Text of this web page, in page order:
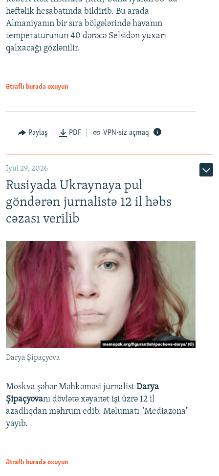
həftəlik hesabatında bildirib. Bu arada
Almaniyanın bir sıra bölgələrində havanın
temperaturunun 40 dərəcə Selsidən yuxarı
qalxacağı gözlənilir.
Ətraflı burada oxuyun
Paylaş PDF VPN-siz açmaq
İyul 29, 2026
Rusiyada Ukraynaya pul
göndərən jurnalistə 12 il həbs
cəzası verilib
Darya Şipaçyova
Moskva şəhər Məhkəməsi jurnalist Darya
Şipaçyovanı dövlətə xəyanət işi üzrə 12 il
azadlıqdan məhrum edib. Məlumatı "Mediazona"
yayıb.
Ətraflı burada oxuyun